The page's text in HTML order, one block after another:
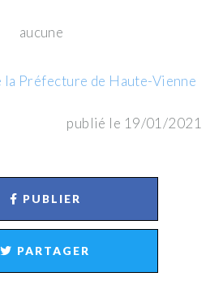
aucune
la Préfecture de Haute-Vienne
publié le 19/01/2021
PUBLIER
PARTAGER